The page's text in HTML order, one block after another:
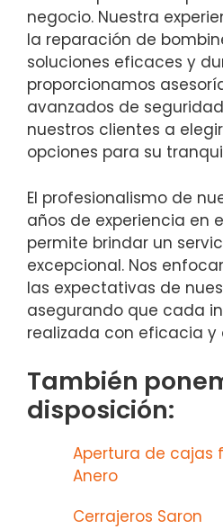
negocio. Nuestra
la reparación de
soluciones eficaces y
proporcionamos
avanzados de
nuestros clientes a
opciones para su
El profesionalismo de
años de experiencia en
permite brindar un
excepcional. Nos
las expectativas de
asegurando que cada
realizada con eficacia
También
disposición:
Apertura de cajas
Anero
Cerrajeros Saron